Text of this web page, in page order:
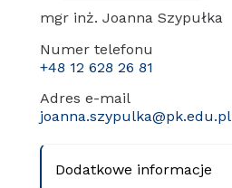
mgr inż. Joanna Szypułka
Numer telefonu
+48 12 628 26 81
Adres e-mail
joanna.szypulka@pk.edu.pl
Dodatkowe informacje